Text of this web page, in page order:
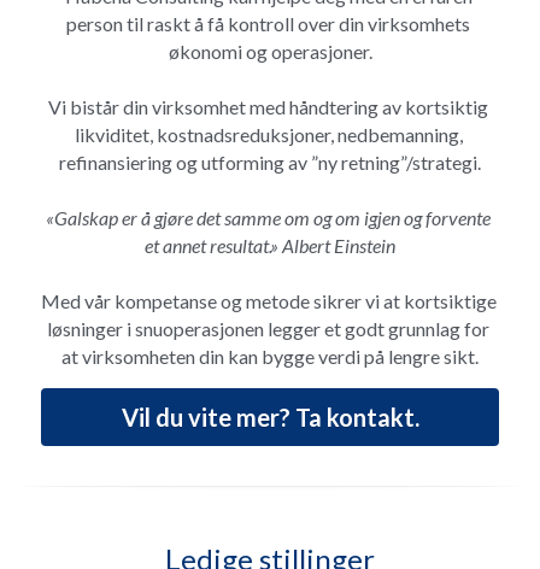
person til raskt å få kontroll over din virksomhets
økonomi og operasjoner.
Vi bistår din virksomhet med håndtering av kortsiktig
likviditet, kostnadsreduksjoner, nedbemanning,
refinansiering og utforming av ”ny retning”/strategi.
«Galskap er å gjøre det samme om og om igjen og forvente
et annet resultat.» Albert Einstein
Med vår kompetanse og metode sikrer vi at kortsiktige
løsninger i snuoperasjonen legger et godt grunnlag for
at virksomheten din kan bygge verdi på lengre sikt.
Vil du vite mer? Ta kontakt.
Ledige stillinger